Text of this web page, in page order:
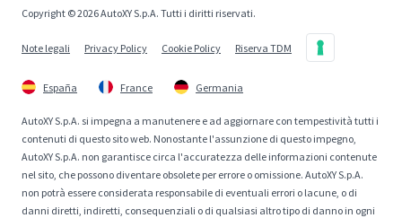
Copyright © 2026 AutoXY S.p.A. Tutti i diritti riservati.
Note legali Privacy Policy Cookie Policy Riserva TDM
España France Germania
AutoXY S.p.A. si impegna a manutenere e ad aggiornare con tempestività tutti i
contenuti di questo sito web. Nonostante l'assunzione di questo impegno,
AutoXY S.p.A. non garantisce circa l'accuratezza delle informazioni contenute
nel sito, che possono diventare obsolete per errore o omissione. AutoXY S.p.A.
non potrà essere considerata responsabile di eventuali errori o lacune, o di
danni diretti, indiretti, consequenziali o di qualsiasi altro tipo di danno in ogni